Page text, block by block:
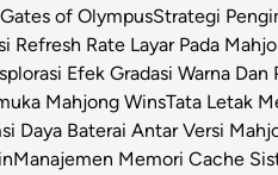
of OlympusStrategi
Refresh Rate Layar Pada
Efek Gradasi Warna
Mahjong WinsTata Letak
Daya Baterai Antar Versi
Manajemen Memori Cache